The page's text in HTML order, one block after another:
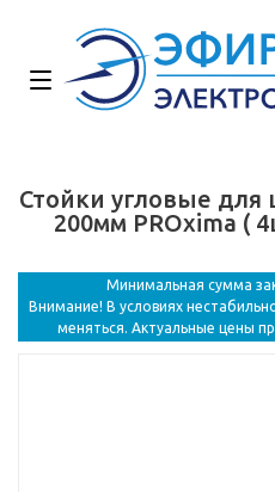
Стойки угловые для
200мм PROxima (
Минимальная сумма
Внимание! В условиях
меняться. Актуальные цены